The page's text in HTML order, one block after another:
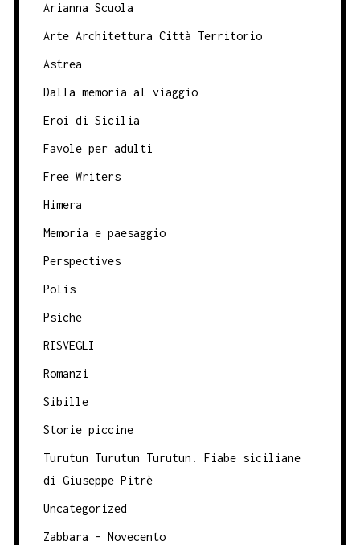
Arianna Scuola
Arte Architettura Città Territorio
Astrea
Dalla memoria al viaggio
Eroi di Sicilia
Favole per adulti
Free Writers
Himera
Memoria e paesaggio
Perspectives
Polis
Psiche
RISVEGLI
Romanzi
Sibille
Storie piccine
Turutun Turutun Turutun. Fiabe siciliane
di Giuseppe Pitrè
Uncategorized
Zabbara - Novecento